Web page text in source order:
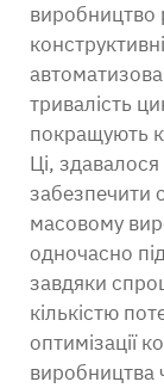
виробництво
тривалість
покращують
Ці,
забезпечити
масовому
одночасно
завдяки
кількістю
оптимізації
виробництва